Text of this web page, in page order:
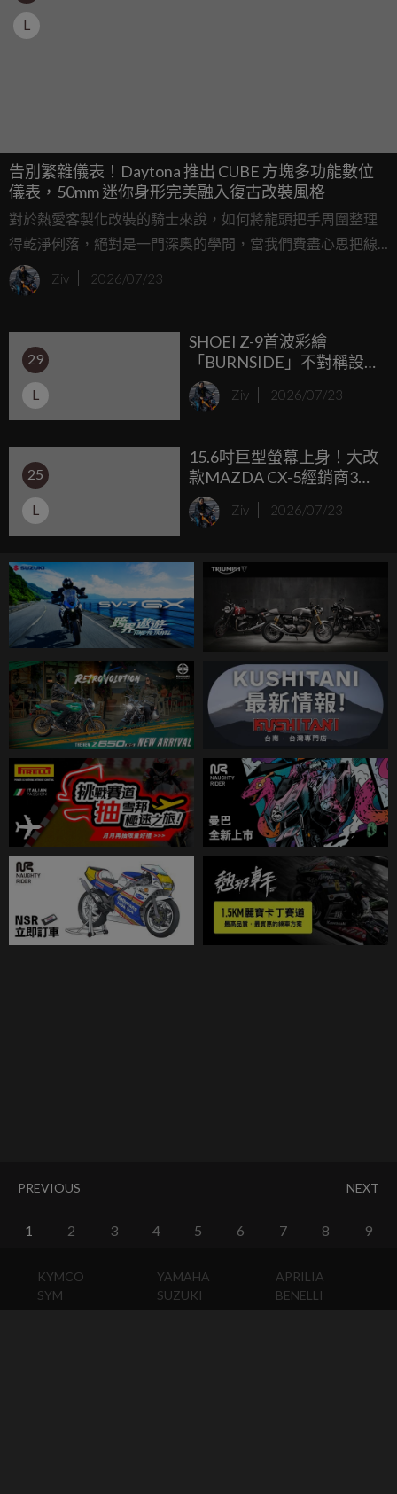
L
告別繁雜儀表！Daytona 推出 CUBE 方塊多功能數位
儀表，50mm 迷你身形完美融入復古改裝風格
對於熱愛客製化改裝的騎士來說，如何將龍頭把手周圍整理
得乾淨俐落，絕對是一門深奧的學問，當我們費盡心思把線
路隱藏、換上復古把手後，若是正中央還掛著兩顆碩大如平
底鍋的原廠雙環表，那畫面簡直就像是在一襲筆挺的義大利
為了解決這個視覺痛點，日本知名改裝品牌 Daytona 近期推
出了一款名為「CUBE」的電單車用多功能數位儀表，它將所
有騎乘必備資訊壓縮在一個迷你的方形小盒子裡，在功能性
與極簡設計之間取得了完美的平衡。
Ziv 2026/07/23
29
L
SHOEI Z-9首波彩繪
「BURNSIDE」不對稱設
計搶眼亮相！通風量暴增
1.9倍、售價85,800日圓預
Ziv 2026/07/23
25
L
15.6吋巨型螢幕上身！大改
款MAZDA CX-5經銷商3車
型規格流出
Ziv 2026/07/23
PREVIOUS NEXT
1 2 3 4 5 6 7 8 9
KYMCO
SYM
AEON
YAMAHA
SUZUKI
HONDA
APRILIA
BENELLI
BMW